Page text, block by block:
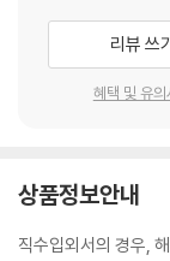
리뷰 쓰기
혜택 및 유의
상품정보안내
직수입외서의 경우,